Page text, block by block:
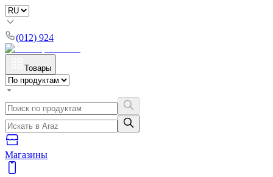
(012) 924
Товары
Магазины